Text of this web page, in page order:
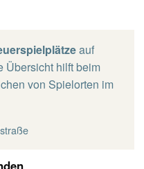
auf
Übersicht hilft beim
von Spielorten im